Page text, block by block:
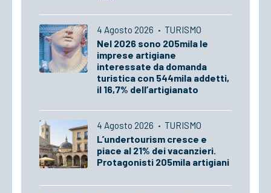
4 Agosto 2026 · TURISMO
Nel 2026 sono 205mila le
imprese artigiane
interessate da domanda
turistica con 544mila addetti,
il 16,7% dell’artigianato
4 Agosto 2026 · TURISMO
L’undertourism cresce e
piace al 21% dei vacanzieri.
Protagonisti 205mila artigiani